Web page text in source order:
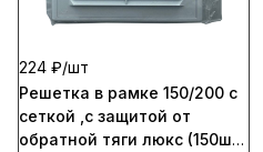
224 ₽/шт
Решетка в рамке 150/200 с
сеткой ,с защитой от
обратной тяги люкс (150шт/